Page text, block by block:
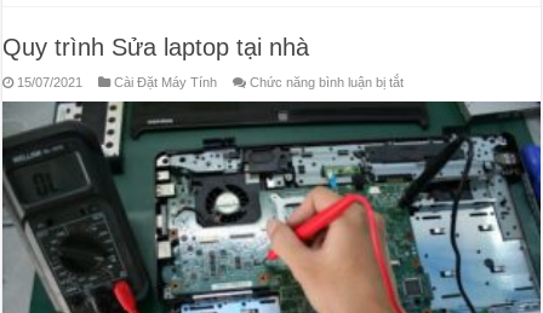
Quy trình Sửa laptop tại nhà
15/07/2021 Cài Đặt Máy Tính Chức năng bình luận bị tắtở
Sửa
laptop
tại
nhà